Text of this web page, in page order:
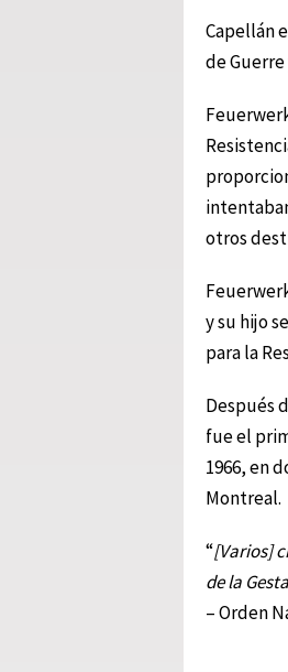
Capellán
de
otros
y su hijo
para la
Después
fue el
1966, en
Montreal.
“[Varios]
de la
– Orden